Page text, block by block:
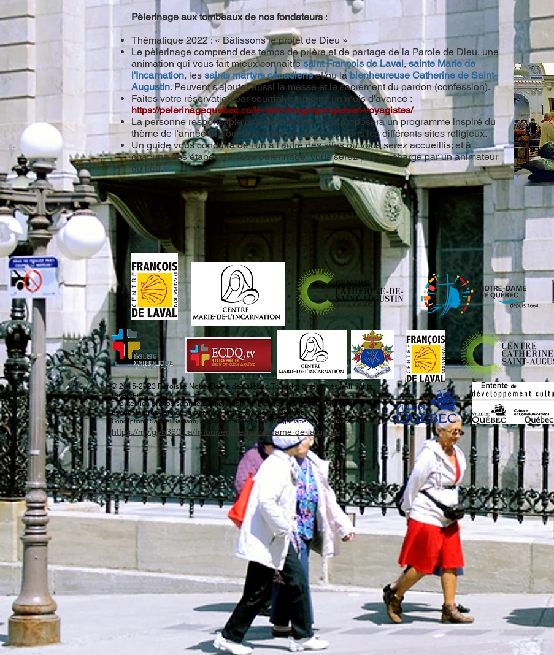
Pèlerinage aux tombeaux de nos fondateurs :
Thématique 2022 : « Bâtissons le projet de Dieu »
Le pèlerinage comprend des temps de prière et de partage de la Parole de Dieu, une
animation qui vous fait mieux connaîtresaint François de Laval,sainte Marie de
l'Incarnation, les saints martyrs canadienset/ou labienheureuse Catherine de Saint-
Augustin. Peuvent s'ajouter aussi la messe et le sacrement du pardon (confession).
Faites votre réservation par courriel, au moins un mois d'avance :
https://pelerinagequebec.ca/le-pelerinage/groupes-et-voyagistes/
La personne responsable des pèlerinages vous proposera un programme inspiré du
thème de l'année et s'occupera des réservations dans les différents sites religieux.
Un guide vous conduira de l'un à l'autre des sites où vous serez accueillis; et à
chacune des étapes de votre pèlerinage, vous serez pris en charge par un animateur
du lieu.
© 2015-2023 Paroisse Notre-Dame de Québec. Tous droits réservés / All rights
reserved.
* Toutes les photos sont de Daniel Abel / All pictures are fromDaniel Abel*
et sont la propriété de la paroisse Notre-Dame de Québec
Conception :Samuel Samson, solutions intelligentes pour organismes religieux et caritatifs.
https://my.geo360.ca/fr/tour/eglise-notre-dame-de-la-garde